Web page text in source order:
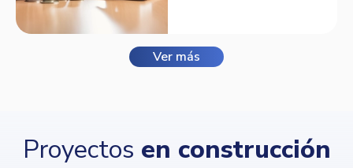
Ver más
Proyectos en construcción